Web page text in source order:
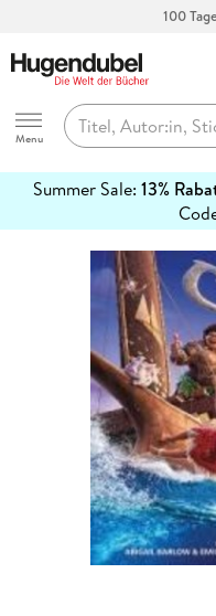
100
Hugendubel
Menu
Summer Sale: 13%
erfahren